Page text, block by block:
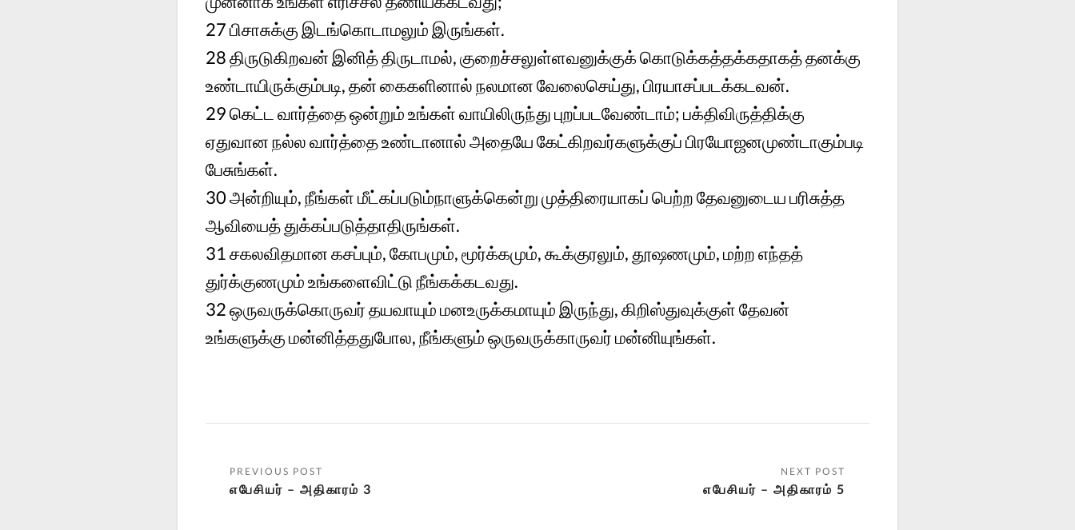
27பிசாசுக்கு இடங்கொடாமலும் இருங்கள்.
28திருடுகிறவன் இனித் திருடாமல், குறைச்சலுள்ளவனுக்குக் கொடுக்கத்தக்கதாகத் தனக்கு
உண்டாயிருக்கும்படி, தன் கைகளினால் நலமான வேலைசெய்து, பிரயாசப்படக்கடவன்.
29கெட்ட வார்த்தை ஒன்றும் உங்கள் வாயிலிருந்து புறப்படவேண்டாம்; பக்திவிருத்திக்கு
ஏதுவான நல்ல வார்த்தை உண்டானால் அதையே கேட்கிறவர்களுக்குப் பிரயோஜனமுண்டாகும்படி
பேசுங்கள்.
30அன்றியும், நீங்கள் மீட்கப்படும்நாளுக்கென்று முத்திரையாகப் பெற்ற தேவனுடைய பரிசுத்த
ஆவியைத் துக்கப்படுத்தாதிருங்கள்.
31சகலவிதமான கசப்பும், கோபமும், மூர்க்கமும், கூக்குரலும், தூஷணமும், மற்ற எந்தத்
துர்க்குணமும் உங்களைவிட்டு நீங்கக்கடவது.
32ஒருவருக்கொருவர் தயவாயும் மனஉருக்கமாயும் இருந்து, கிறிஸ்துவுக்குள் தேவன்
உங்களுக்கு மன்னித்ததுபோல, நீங்களும் ஒருவருக்காருவர் மன்னியுங்கள்.
எபேசியர் – அதிகாரம் 3 எபேசியர் – அதிகாரம் 5